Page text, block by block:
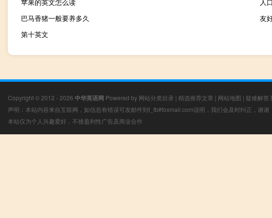
巴马香猪一般要养多久
友
第十英文
Copyright © 2012 - 2026 中华英语网 Powered by 网站分类目录 | 精选推荐文章 | 网站地图 | 疑难解答
声明：本站内容来自互联网，如信息有错误可发邮件到f_fb#foxmail.com说明，我们会及时纠正，谢谢
本站仅为个人兴趣爱好，不接盈利性广告及商业合作